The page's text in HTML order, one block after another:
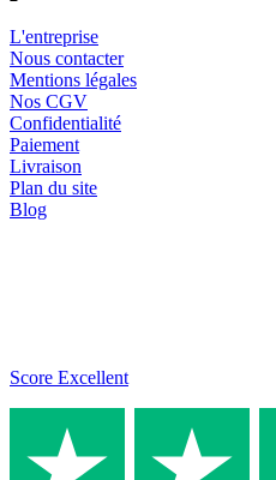
L'entreprise
Nous contacter
Mentions légales
Nos CGV
Confidentialité
Paiement
Livraison
Plan du site
Blog
Score Excellent